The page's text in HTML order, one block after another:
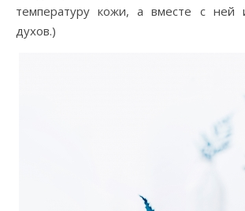
температуру кожи, а вместе с ней
духов.)